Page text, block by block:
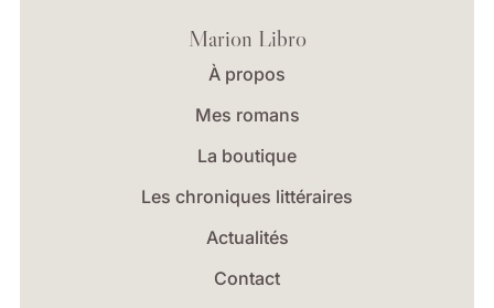
Marion Libro
À propos
Mes romans
La boutique
Les chroniques littéraires
Actualités
Contact